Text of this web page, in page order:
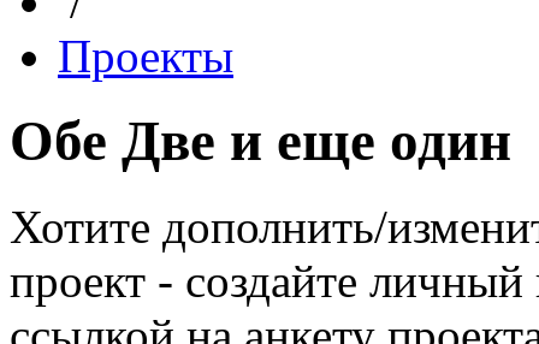
Проекты
Обе Две и еще один
Хотите дополнить/
проект - создайте